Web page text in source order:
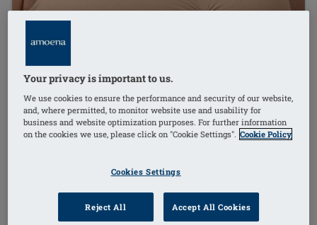
Código de pedido: 44677 Becky SB
Copas preformadas cubiertas con un tejido suave de
Your privacy is important to us.
We use cookies to ensure the performance and security of our website,
and, where permitted, to monitor website use and usability for
business and website optimization purposes. For further information
on the cookies we use, please click on "Cookie Settings". Cookie Policy
Cookies Settings
Reject All Accept All Cookies